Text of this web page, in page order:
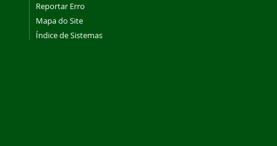
Reportar Erro
Mapa do Site
Índice de Sistemas